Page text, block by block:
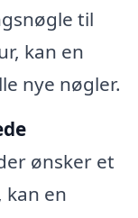
til
kan en
nye nøgler.
ønsker et
kan en